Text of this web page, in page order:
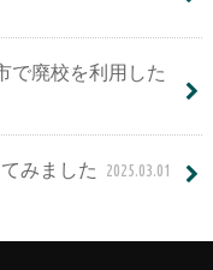
で廃校を利用した
みました 2025.03.01